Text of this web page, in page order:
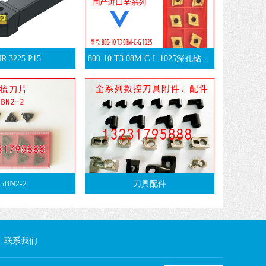
3225 P15 800-10 T3 08M-C-L 1025深孔钻中心刀片
2 刀具配件
联系我们